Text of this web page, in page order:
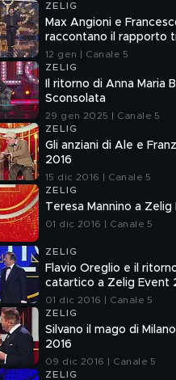
ZELIG
Max Angioni e
raccontano il rapporto
adolescenti
12 gen | Canale 5
ZELIG
Il ritorno di Anna Maria
Sconsolata
29 gen 2025 | Canale 5
ZELIG
Gli anziani di Ale e
2016
15 dic 2016 | Canale 5
ZELIG
Teresa Mannino a Zelig
01 dic 2016 | Canale 5
ZELIG
Flavio Oreglio e il
catartico a Zelig Event
01 dic 2016 | Canale 5
ZELIG
Silvano il mago di
2016
09 dic 2016 | Canale 5
ZELIG